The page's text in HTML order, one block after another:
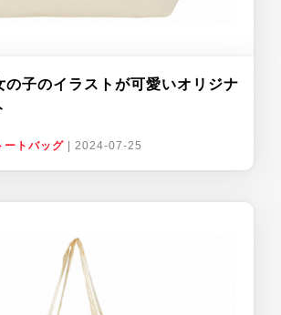
の子のイラストが可愛いオリジナ
ートバッグ 2024-07-25